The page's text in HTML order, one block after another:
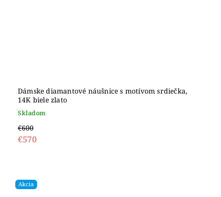
Dámske diamantové náušnice s motívom srdiečka,
14K biele zlato
Skladom
€600
€570
Akcia